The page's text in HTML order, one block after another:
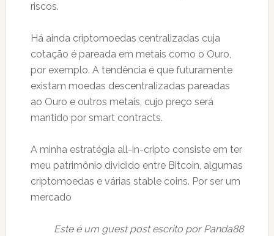
riscos.
Há ainda criptomoedas centralizadas cuja
cotação é pareada em metais como o Ouro,
por exemplo. A tendência é que futuramente
existam moedas descentralizadas pareadas
ao Ouro e outros metais, cujo preço será
mantido por smart contracts.
A minha estratégia all-in-cripto consiste em ter
meu patrimônio dividido entre Bitcoin, algumas
criptomoedas e várias stable coins. Por ser um
mercado
Este é um guest post escrito por Panda88